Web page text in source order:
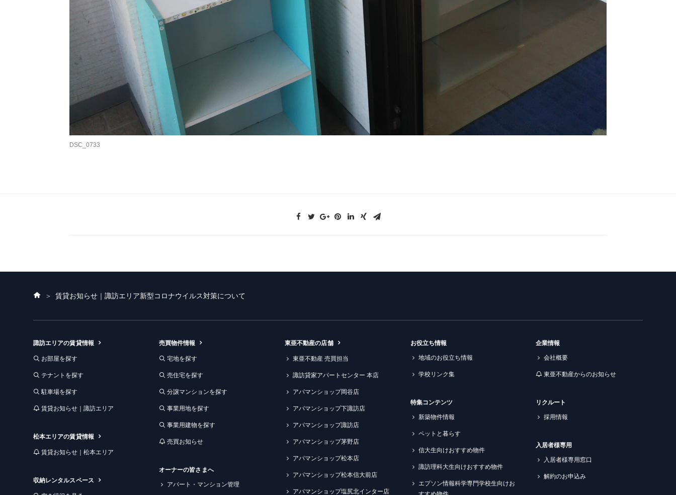
DSC_0733
ホ
ム
賃貸お知らせ｜諏訪エリア新型コロナウイルス対策について
諏訪エリアの賃貸情報
お部屋を探す
テナントを探す
駐車場を探す
賃貸お知らせ｜諏訪エリア
松本エリアの賃貸情報
賃貸お知らせ｜松本エリア
収納レンタルスペース
売買物件情報
宅地を探す
売住宅を探す
分譲マンションを探す
事業用地を探す
事業用建物を探す
売買お知らせ
オーナーの皆さまへ
アパート・マンション管理
東亜不動産の店舗
東亜不動産 売買担当
諏訪貸家アパートセンター 本店
アパマンショップ岡谷店
アパマンショップ下諏訪店
アパマンショップ諏訪店
アパマンショップ茅野店
アパマンショップ松本店
アパマンショップ松本信大前店
アパマンショップ塩尻北インター店
お役立ち情報
地域のお役立ち情報
学校リンク集
特集コンテンツ
新築物件情報
ペットと暮らす
信大生向けおすすめ物件
諏訪理科大生向けおすすめ物件
エプソン情報科学専門学校生向けお
企業情報
会社概要
東亜不動産からのお知らせ
リクルート
採用情報
入居者様専用
入居者様専用窓口
解約のお申込み